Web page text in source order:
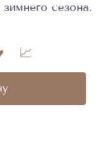
сезона.